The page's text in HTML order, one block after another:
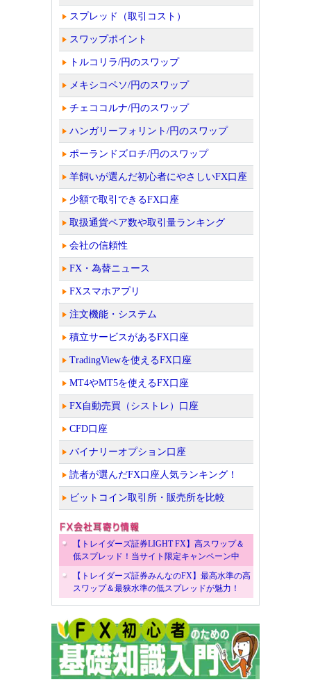
スプレッド（取引コスト）
スワップポイント
トルコリラ/円のスワップ
メキシコペソ/円のスワップ
チェココルナ/円のスワップ
ハンガリーフォリント/円のスワップ
ポーランドズロチ/円のスワップ
羊飼いが選んだ初心者にやさしいFX口座
少額で取引できるFX口座
取扱通貨ペア数や取引量ランキング
会社の信頼性
FX・為替ニュース
FXスマホアプリ
注文機能・システム
積立サービスがあるFX口座
TradingViewを使えるFX口座
MT4やMT5を使えるFX口座
FX自動売買（シストレ）口座
CFD口座
バイナリーオプション口座
読者が選んだFX口座人気ランキング！
ビットコイン取引所・販売所を比較
【トレイダーズ証券LIGHT FX】高スワップ＆
低スプレッド！当サイト限定キャンペーン中
【トレイダーズ証券みんなのFX】最高水準の高
スワップ＆最狭水準の低スプレッドが魅力！